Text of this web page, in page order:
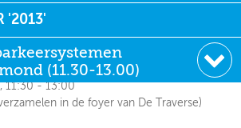
'2013'
(11.30-13.00)
gemeente Helmond
11:30 - 13:00
in de foyer van De Traverse)